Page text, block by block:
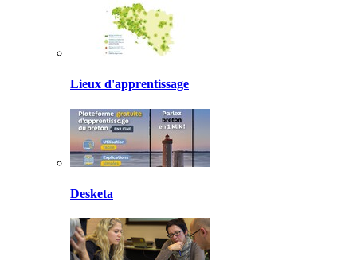
Lieux d'apprentissage
Desketa